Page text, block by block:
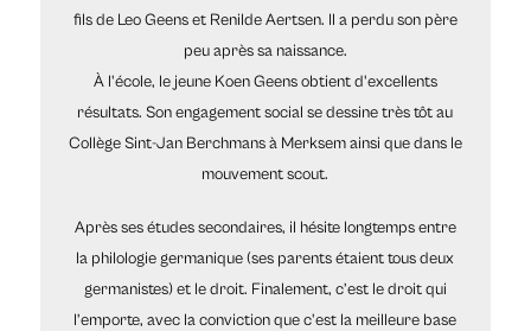
fils de Leo Geens et Renilde Aertsen. Il a perdu son père
peu après sa naissance.
À l'école, le jeune Koen Geens obtient d'excellents
résultats. Son engagement social se dessine très tôt au
Collège Sint-Jan Berchmans à Merksem ainsi que dans le
mouvement scout.
Après ses études secondaires, il hésite longtemps entre
la philologie germanique (ses parents étaient tous deux
germanistes) et le droit. Finalement, c’est le droit qui
l’emporte, avec la conviction que c'est la meilleure base